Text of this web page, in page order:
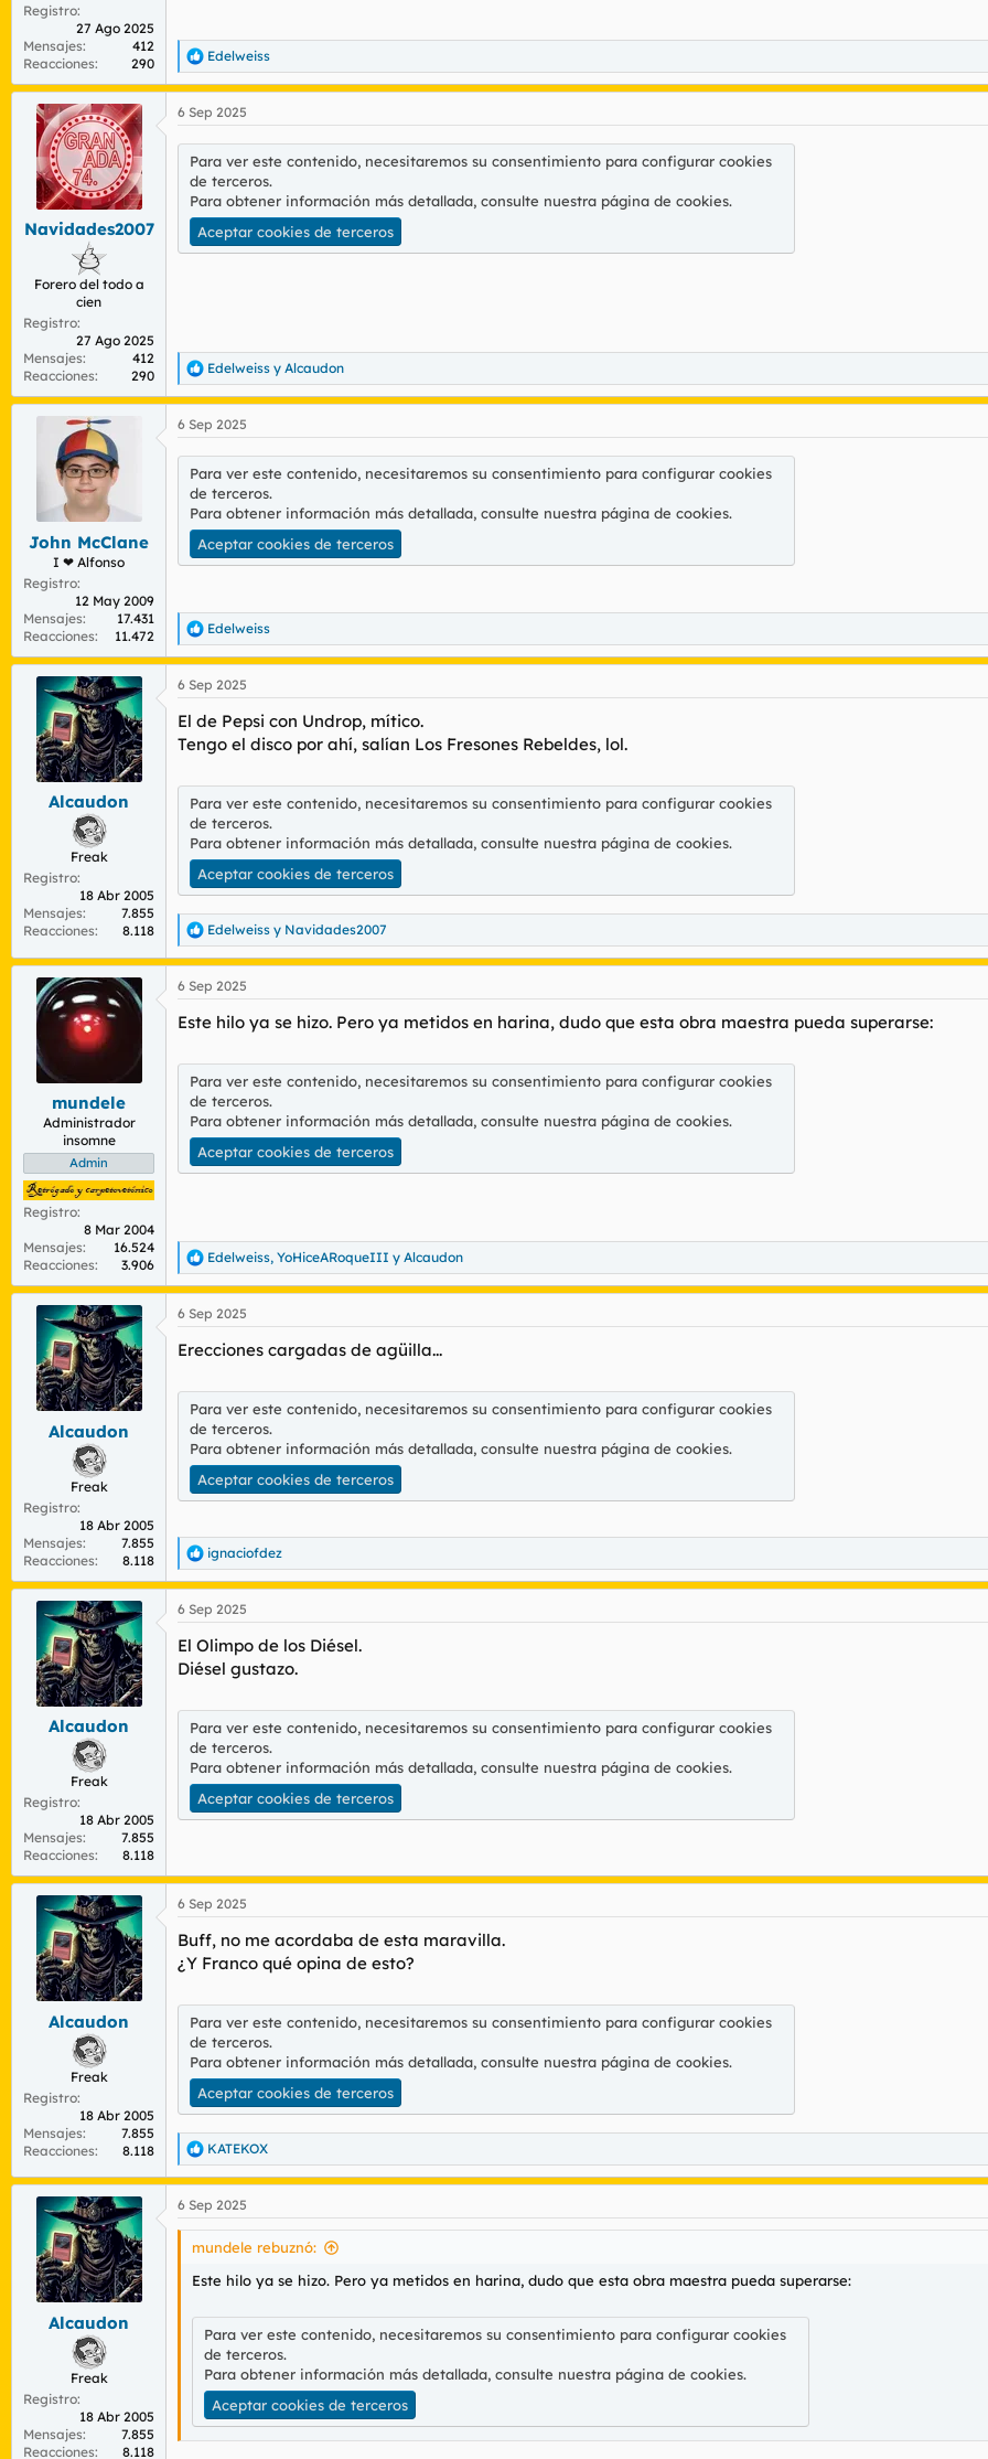
Registro
27 Ago 2025
Mensajes
412
Reacciones
290
R
e
a
c
o
n
e
s
Edelweiss
Navidades2007
Forero del todo a
cien
Registro
27 Ago 2025
Mensajes
412
Reacciones
290
6 Sep 2025
Para ver este contenido, necesitaremos su consentimiento para configurar cookies
de terceros.
Para obtener información más detallada, consulte nuestra página de cookies.
Aceptar cookies de terceros
R
e
a
c
o
n
e
s
Edelweiss y Alcaudon
John McClane
I ❤ Alfonso
Registro
12 May 2009
Mensajes
17.431
Reacciones
11.472
6 Sep 2025
Para ver este contenido, necesitaremos su consentimiento para configurar cookies
de terceros.
Para obtener información más detallada, consulte nuestra página de cookies.
Aceptar cookies de terceros
R
e
a
c
i
o
Edelweiss
Alcaudon
Freak
Registro
18 Abr 2005
Mensajes
7.855
Reacciones
8.118
6 Sep 2025
El de Pepsi con Undrop, mítico.
Tengo el disco por ahí, salían Los Fresones Rebeldes, lol.
Para ver este contenido, necesitaremos su consentimiento para configurar cookies
de terceros.
Para obtener información más detallada, consulte nuestra página de cookies.
Aceptar cookies de terceros
R
e
a
c
i
n
e
Edelweiss y Navidades2007
mundele
Administrador
insomne
Admin
Registro
8 Mar 2004
Mensajes
16.524
Reacciones
3.906
6 Sep 2025
Este hilo ya se hizo. Pero ya metidos en harina, dudo que esta obra maestra pueda superarse:
Para ver este contenido, necesitaremos su consentimiento para configurar cookies
de terceros.
Para obtener información más detallada, consulte nuestra página de cookies.
Aceptar cookies de terceros
R
e
a
c
i
n
e
Edelweiss, YoHiceARoqueIII y Alcaudon
Alcaudon
Freak
Registro
18 Abr 2005
Mensajes
7.855
Reacciones
8.118
6 Sep 2025
Erecciones cargadas de agüilla...
Para ver este contenido, necesitaremos su consentimiento para configurar cookies
de terceros.
Para obtener información más detallada, consulte nuestra página de cookies.
Aceptar cookies de terceros
R
e
a
c
i
o
ignaciofdez
Alcaudon
Freak
Registro
18 Abr 2005
Mensajes
7.855
Reacciones
8.118
6 Sep 2025
El Olimpo de los Diésel.
Diésel gustazo.
Para ver este contenido, necesitaremos su consentimiento para configurar cookies
de terceros.
Para obtener información más detallada, consulte nuestra página de cookies.
Aceptar cookies de terceros
Alcaudon
Freak
Registro
18 Abr 2005
Mensajes
7.855
Reacciones
8.118
6 Sep 2025
Buff, no me acordaba de esta maravilla.
¿Y Franco qué opina de esto?
Para ver este contenido, necesitaremos su consentimiento para configurar cookies
de terceros.
Para obtener información más detallada, consulte nuestra página de cookies.
Aceptar cookies de terceros
R
e
a
c
c
KATEKOX
Alcaudon
Freak
Registro
18 Abr 2005
Mensajes
7.855
Reacciones
8.118
6 Sep 2025
mundele rebuznó:
Este hilo ya se hizo. Pero ya metidos en harina, dudo que esta obra maestra pueda superarse:
Para ver este contenido, necesitaremos su consentimiento para configurar cookies
de terceros.
Para obtener información más detallada, consulte nuestra página de cookies.
Aceptar cookies de terceros